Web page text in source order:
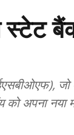
को अपना